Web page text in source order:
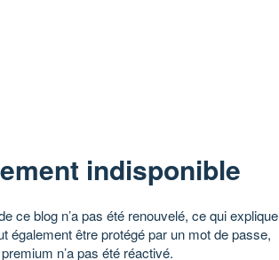
indisponible
ce blog n’a pas été renouvelé, ce qui explique
également être protégé par un mot de passe,
n’a pas été réactivé.